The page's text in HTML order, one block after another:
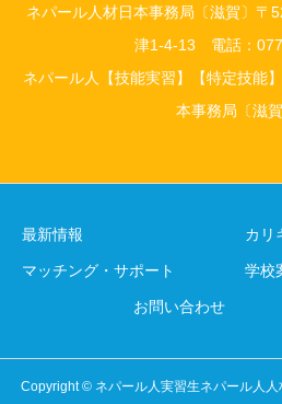
ネパール人材日本事務局〔滋賀〕
津1-4-13 電話：
ネパール人【技能実習】【特定技能
本事務局〔滋
最新情報 カリ
マッチング・サポート 学校
お問い合わせ
Copyright © ネパール人実習生ネパール人